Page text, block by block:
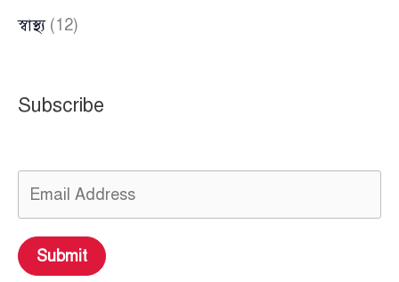
স্বাস্থ্য(12)
Subscribe
Submit